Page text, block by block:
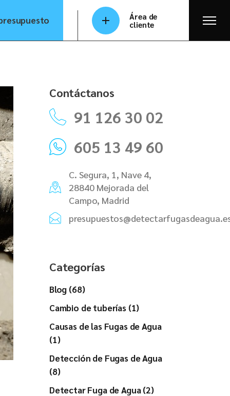
Área de
cliente
Contáctanos
91 126 30 02
605 13 49 60
C. Segura, 1, Nave 4,
28840 Mejorada del
Campo, Madrid
Categorías
Blog (68)
Cambio de tuberías (1)
Causas de las Fugas de Agua
(1)
Detección de Fugas de Agua
(8)
Detectar Fuga de Agua (2)